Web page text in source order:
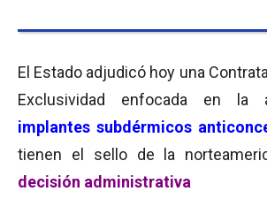
El Estado adjudicó hoy una
Exclusividad enfocada en la
implantes subdérmicos
tienen el sello de la
decisión administrativa